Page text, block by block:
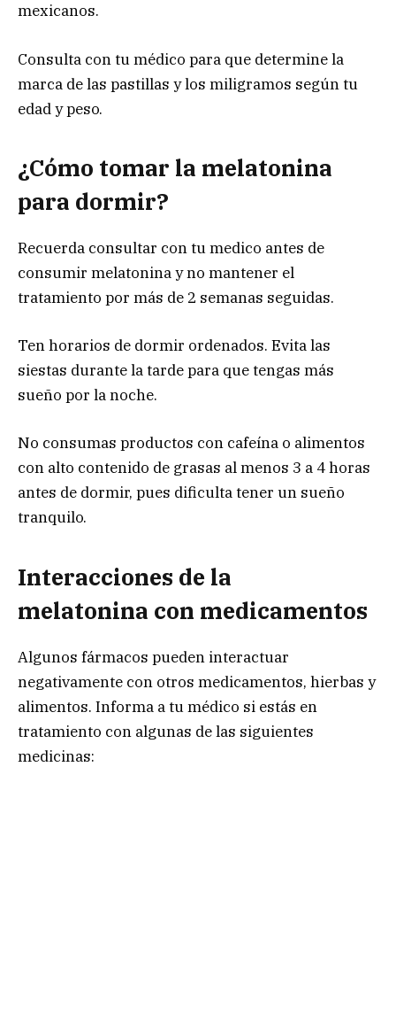
mexicanos.
Consulta con tu médico para que determine la
marca de las pastillas y los miligramos según tu
edad y peso.
¿Cómo tomar la melatonina
para dormir?
Recuerda consultar con tu medico antes de
consumir melatonina y no mantener el
tratamiento por más de 2 semanas seguidas.
Ten horarios de dormir ordenados. Evita las
siestas durante la tarde para que tengas más
sueño por la noche.
No consumas productos con cafeína o alimentos
con alto contenido de grasas al menos 3 a 4 horas
antes de dormir, pues dificulta tener un sueño
tranquilo.
Interacciones de la
melatonina con medicamentos
Algunos fármacos pueden interactuar
negativamente con otros medicamentos, hierbas y
alimentos. Informa a tu médico si estás en
tratamiento con algunas de las siguientes
medicinas: